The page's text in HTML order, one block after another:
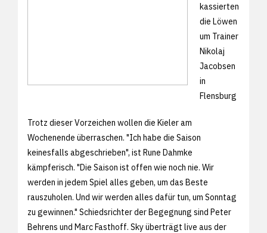
kassierten
die Löwen
um Trainer
Nikolaj
Jacobsen
in
Flensburg
Trotz dieser Vorzeichen wollen die Kieler am
Wochenende überraschen. "Ich habe die Saison
keinesfalls abgeschrieben", ist Rune Dahmke
kämpferisch. "Die Saison ist offen wie noch nie. Wir
werden in jedem Spiel alles geben, um das Beste
rauszuholen. Und wir werden alles dafür tun, um Sonntag
zu gewinnen." Schiedsrichter der Begegnung sind Peter
Behrens und Marc Fasthoff. Sky überträgt live aus der